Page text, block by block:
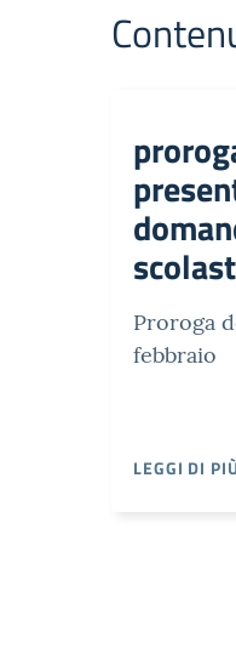
Proroga
febbraio
LEGGI DI